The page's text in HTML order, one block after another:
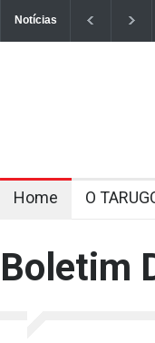
Notícias
Home O
Boletim